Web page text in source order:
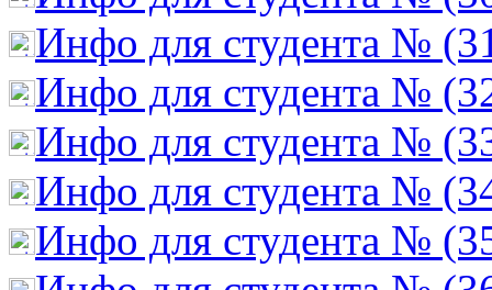
Инфо для студента №
Инфо для студента №
Инфо для студента №
Инфо для студента №
Инфо для студента №